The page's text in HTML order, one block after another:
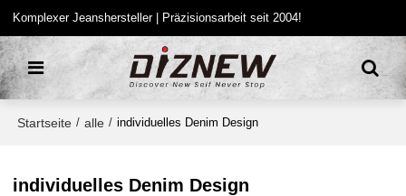
Komplexer Jeanshersteller | Präzisionsarbeit seit 2004!
Startseite / alle / individuelles Denim Design
individuelles Denim Design